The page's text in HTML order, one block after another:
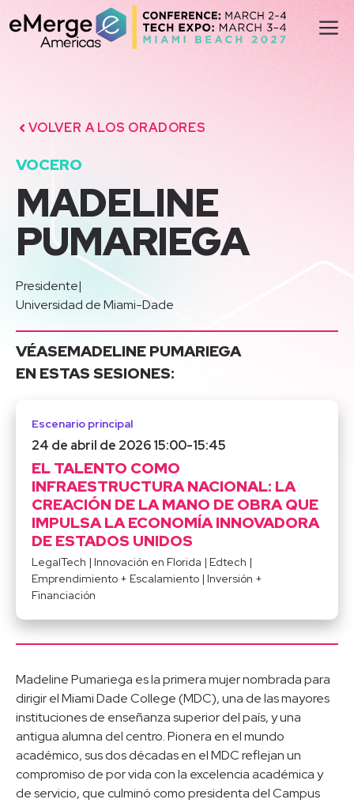
contenido
VOLVER A LOS ORADORES
VOCERO
MADELINE
PUMARIEGA
|
Presidente
Universidad de Miami-Dade
VÉASEMADELINE PUMARIEGA
EN ESTAS SESIONES:
Escenario principal
24 de abril de 2026 15:00-15:45
EL TALENTO COMO
INFRAESTRUCTURA NACIONAL: LA
CREACIÓN DE LA MANO DE OBRA QUE
IMPULSA LA ECONOMÍA INNOVADORA
DE ESTADOS UNIDOS
LegalTech | Innovación en Florida | Edtech |
Emprendimiento + Escalamiento | Inversión +
Financiación
Madeline Pumariega es la primera mujer nombrada para
dirigir el Miami Dade College (MDC), una de las mayores
instituciones de enseñanza superior del país, y una
antigua alumna del centro. Pionera en el mundo
académico, sus dos décadas en el MDC reflejan un
compromiso de por vida con la excelencia académica y
de servicio, que culminó como presidenta del Campus